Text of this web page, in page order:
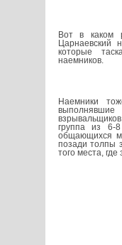
Вот в каком
Царнаевский
которые
наемников.
Наемники
группа из 6-
общающихся
позади толпы
того места,